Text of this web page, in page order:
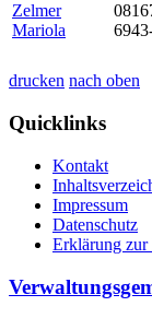
Zelmer
Mariola
drucken nach oben
Quicklinks
Kontakt
Impressum
Datenschutz
Erklärung